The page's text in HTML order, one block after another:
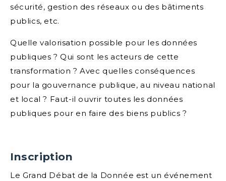
sécurité, gestion des réseaux ou des bâtiments
publics, etc.
Quelle valorisation possible pour les données
publiques ? Qui sont les acteurs de cette
transformation ? Avec quelles conséquences
pour la gouvernance publique, au niveau national
et local ? Faut-il ouvrir toutes les données
publiques pour en faire des biens publics ?
Inscription
Le Grand Débat de la Donnée est un événement